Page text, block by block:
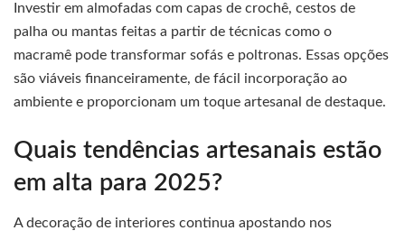
Investir em almofadas com capas de crochê, cestos de
palha ou mantas feitas a partir de técnicas como o
macramê pode transformar sofás e poltronas. Essas opções
são viáveis financeiramente, de fácil incorporação ao
ambiente e proporcionam um toque artesanal de destaque.
Quais tendências artesanais estão
em alta para 2025?
A decoração de interiores continua apostando nos